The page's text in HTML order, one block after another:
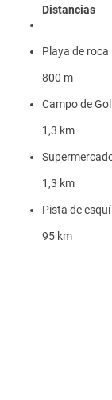
Distancias
Playa de roca
800 m
Campo de
1,3 km
1,3 km
Pista de
95 km